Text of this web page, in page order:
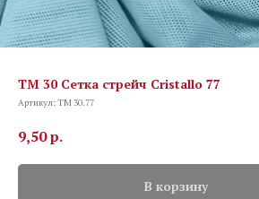
TM 30 Сетка стрейч Cristallo 77
Артикул:TM 30.77
9,50р.
В корзину